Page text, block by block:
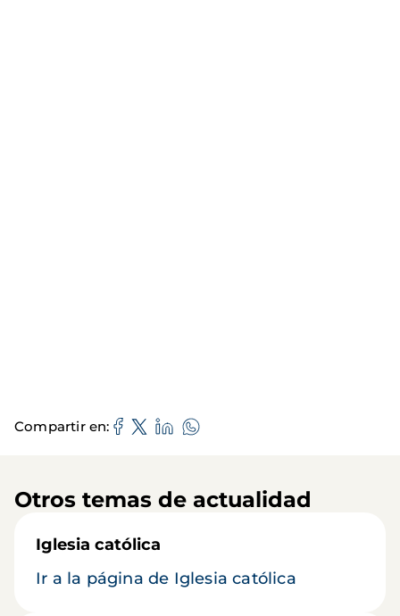
Compartir en
Otros temas de actualidad
Iglesia católica
Ir a la página de Iglesia católica